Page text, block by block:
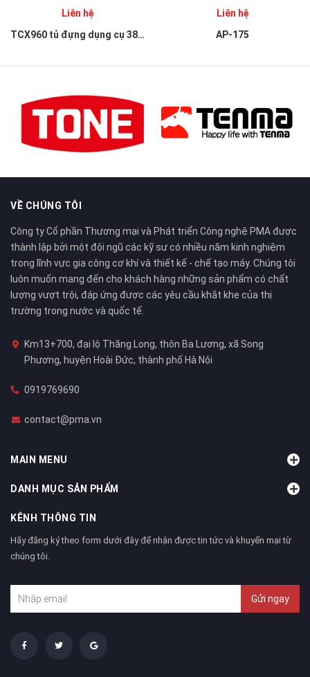
Liên hệ
TCX960 tủ đựng dụng cụ 381 chi tiết
Liên hệ
AP-175
VỀ CHÚNG TÔI
Công ty Cổ phần Thương mại và Phát triển Công nghệ PMA được
thành lập bởi một đội ngũ các kỹ sư có nhiều năm kinh nghiệm
trong lĩnh vực gia công cơ khí và thiết kế - chế tạo máy. Chúng tôi
luôn muốn mang đến cho khách hàng những sản phẩm có chất
lượng vượt trội, đáp ứng được các yêu cầu khắt khe của thị
trường trong nước và quốc tế.
Km13+700, đại lộ Thăng Long, thôn Ba Lương, xã Song
Phương, huyện Hoài Đức, thành phố Hà Nội
0919769690
contact@pma.vn
MAIN MENU
DANH MỤC SẢN PHẨM
KÊNH THÔNG TIN
Hãy đăng ký theo form dưới đây để nhận được tin tức và khuyến mại từ
chúng tôi.
Gửi ngay